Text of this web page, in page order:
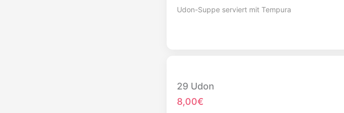
Udon-Suppe serviert mit Tempura
29 Udon
8,00€